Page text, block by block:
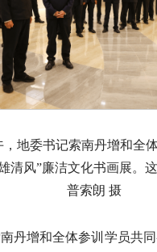
，地委书记索南丹增和全
清风”廉洁文化书画展。
普索朗 摄
丹增和全体参训学员共